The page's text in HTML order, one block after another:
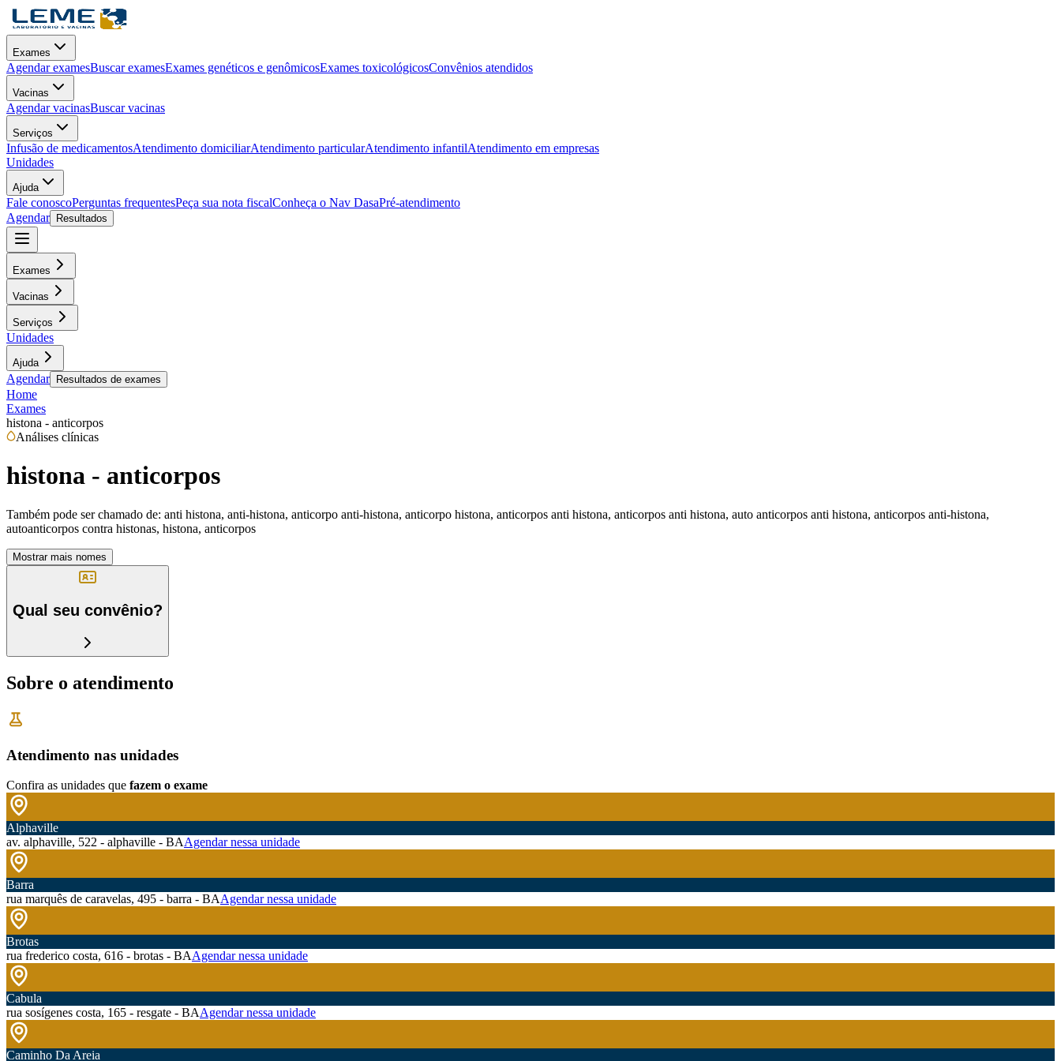
Exames
Agendar examesBuscar examesExames genéticos e genômicosExames toxicológicosConvênios atendidos
Vacinas
Agendar vacinasBuscar vacinas
Serviços
Infusão de medicamentosAtendimento domiciliarAtendimento particularAtendimento infantilAtendimento em empresas
Unidades
Ajuda
Fale conoscoPerguntas frequentesPeça sua nota fiscalConheça o Nav DasaPré-atendimento
Agendar
Resultados
Exames
Vacinas
Serviços
Unidades
Ajuda
Agendar Resultados de exames
Home
Exames
histona - anticorpos
Análises clínicas
histona - anticorpos
Também pode ser chamado de: anti histona, anti-histona, anticorpo anti-histona, anticorpo histona, anticorpos anti histona, anticorpos anti histona, auto anticorpos anti histona, anticorpos anti-histona,
autoanticorpos contra histonas, histona, anticorpos
Mostrar mais nomes
Qual seu convênio?
Sobre o atendimento
Atendimento nas unidades
Confira as unidades que fazem o exame
Alphaville
av. alphaville, 522 - alphaville - BAAgendar nessa unidade
Barra
rua marquês de caravelas, 495 - barra - BAAgendar nessa unidade
Brotas
rua frederico costa, 616 - brotas - BAAgendar nessa unidade
Cabula
rua sosígenes costa, 165 - resgate - BAAgendar nessa unidade
Caminho Da Areia